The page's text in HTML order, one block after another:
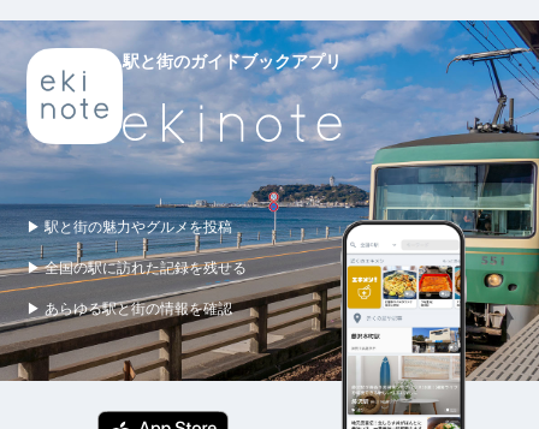
駅と街のガイドブックアプリ
▶ 駅と街の魅力やグルメを投稿
▶ 全国の駅に訪れた記録を残せる
▶ あらゆる駅と街の情報を確認